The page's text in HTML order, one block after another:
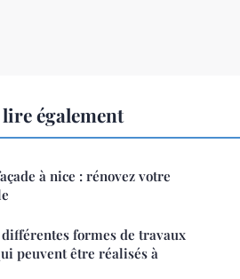
également
à nice : rénovez votre
formes de travaux
peuvent être réalisés à